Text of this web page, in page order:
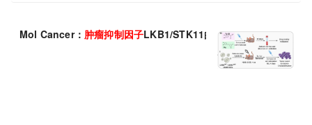
Mol Cancer： 肿瘤抑制因子LKB1/STK11的缺失可用于靶向癌症